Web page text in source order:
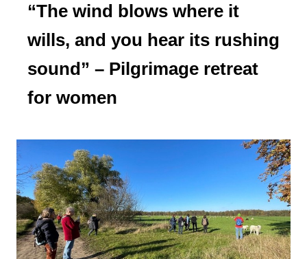
“The wind blows where it
wills, and you hear its rushing
sound” – Pilgrimage retreat
for women